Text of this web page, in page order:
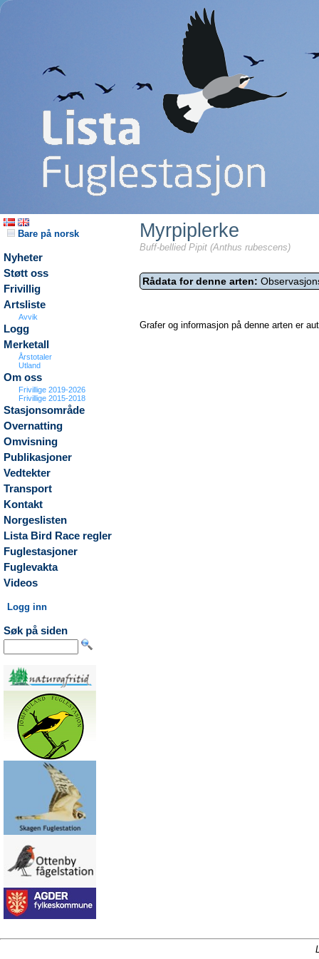
Bare på norsk
Nyheter
Støtt oss
Frivillig
Artsliste
Avvik
Logg
Merketall
Årstotaler
Utland
Om oss
Frivillige 2019-2026
Frivillige 2015-2018
Stasjonsområde
Overnatting
Omvisning
Publikasjoner
Vedtekter
Transport
Kontakt
Norgeslisten
Lista Bird Race regler
Fuglestasjoner
Fuglevakta
Videos
Logg inn
Søk på siden
Myrpiplerke
Buff-bellied Pipit (Anthus rubescens)
Rådata for denne arten:
Grafer og informasjon på denne arten er